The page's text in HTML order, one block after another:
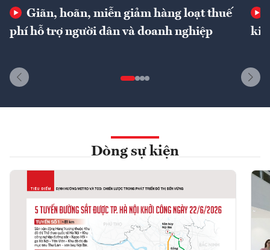
Giãn, hoãn, miễn giảm hàng loạt thuế
phí hỗ trợ người dân và doanh nghiệp
Dòng sự kiện